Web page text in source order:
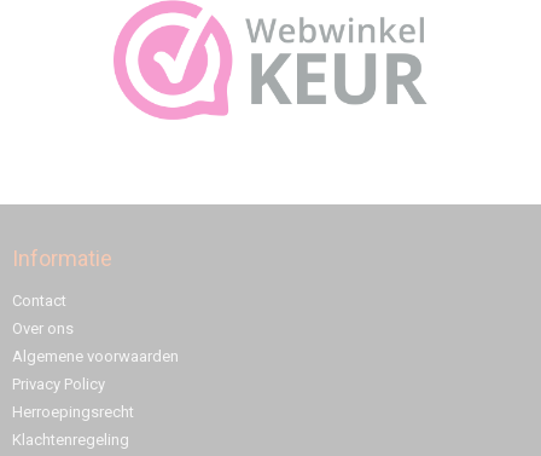
Informatie
Contact
Over ons
Algemene voorwaarden
Privacy Policy
Herroepingsrecht
Klachtenregeling